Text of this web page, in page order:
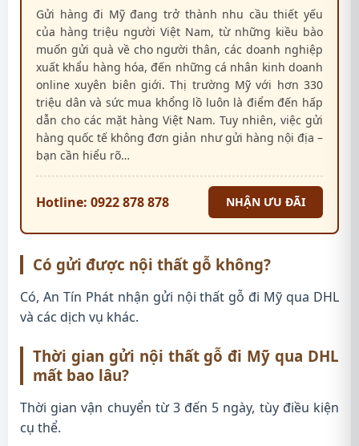
Gửi hàng đi Mỹ đang trở thành nhu cầu thiết yếu
của hàng triệu người Việt Nam, từ những kiều bào
muốn gửi quà về cho người thân, các doanh nghiệp
xuất khẩu hàng hóa, đến những cá nhân kinh doanh
online xuyên biên giới. Thị trường Mỹ với hơn 330
triệu dân và sức mua khổng lồ luôn là điểm đến hấp
dẫn cho các mặt hàng Việt Nam. Tuy nhiên, việc gửi
hàng quốc tế không đơn giản như gửi hàng nội địa –
bạn cần hiểu rõ…
Hotline: 0922 878 878 NHẬN ƯU ĐÃI
Có gửi được nội thất gỗ không?
Có, An Tín Phát nhận gửi nội thất gỗ đi Mỹ qua DHL
và các dịch vụ khác.
Thời gian gửi nội thất gỗ đi Mỹ qua DHL
mất bao lâu?
Thời gian vận chuyển từ 3 đến 5 ngày, tùy điều kiện
cụ thể.